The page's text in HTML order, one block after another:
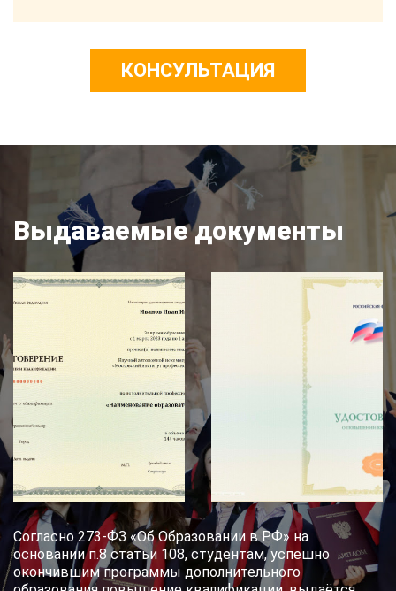
КОНСУЛЬТАЦИЯ
Выдаваемые документы
Согласно 273-ФЗ «Об Образовании в РФ» на
основании п.8 статьи 108, студентам, успешно
окончившим программы дополнительного